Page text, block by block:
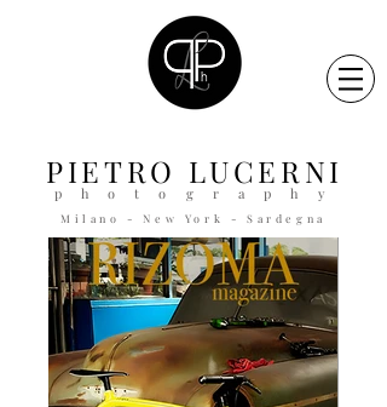
PIETRO LUCERNI
p h o t o g r a p h y
Milano - New York - Sardegna